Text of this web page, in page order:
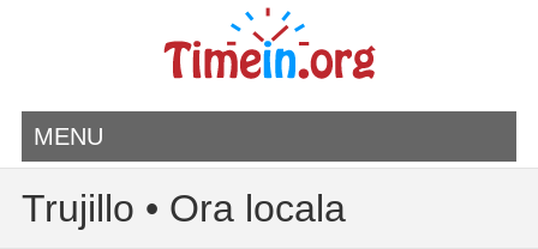
MENU
Trujillo • Ora locala